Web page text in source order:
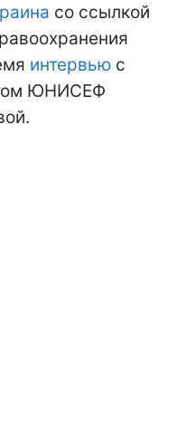
со ссылкой
интервью с
ЮНИСЕФ